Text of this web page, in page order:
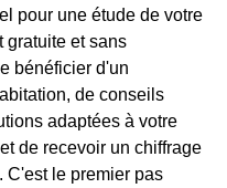
pour une étude de votre
gratuite et sans
bénéficier d'un
de conseils
adaptées à votre
de recevoir un chiffrage
C'est le premier pas